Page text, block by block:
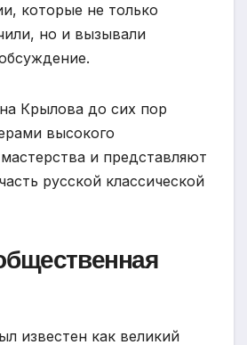
которые не только
но и вызывали
Крылова до сих пор
высокого
и представляют
русской классической
известен как великий